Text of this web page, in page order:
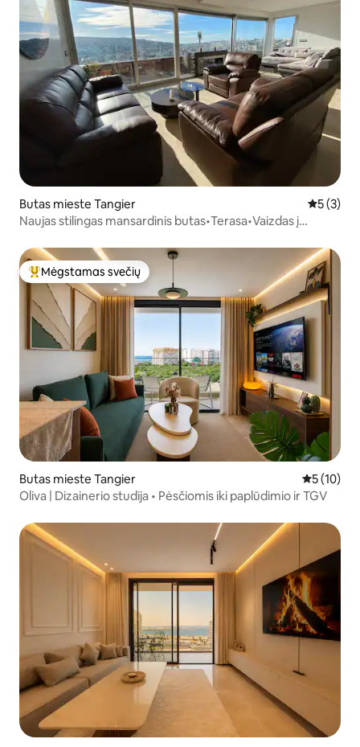
Butas mieste Tangier Vidutinis
5 (3)
Naujas stilingas mansardinis butas•Terasa•Vaizdas į
Svečių mėgstamiausias
Mėgstamas svečių
Butas mieste Tangier Vidutinis
5 (10)
Oliva | Dizainerio studija • Pėsčiomis iki paplūdimio ir TGV